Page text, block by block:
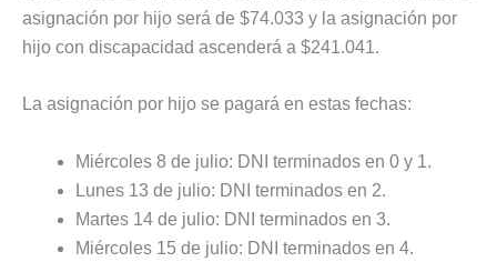
asignación por hijo será de $74.033 y la asignación por
hijo con discapacidad ascenderá a $241.041.
La asignación por hijo se pagará en estas fechas:
Miércoles 8 de julio: DNI terminados en 0 y 1.
Lunes 13 de julio: DNI terminados en 2.
Martes 14 de julio: DNI terminados en 3.
Miércoles 15 de julio: DNI terminados en 4.